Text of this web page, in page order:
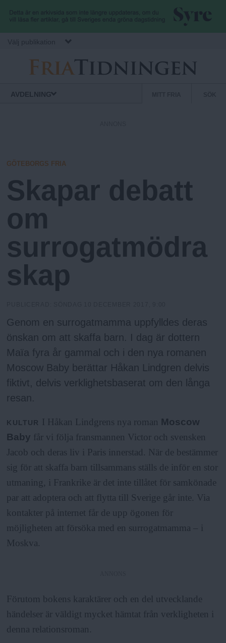
Hoppa till huvudinnehåll
Välj publikation
F
i
a
N
u
AVDELNING
r
m
y
GÖTEBORGS FRIA
Skapar debatt
om
surrogatmödra
skap
Genom en surrogatmamma uppfylldes deras
önskan om att skaffa barn. I dag är dottern
Maïa fyra år gammal och i den nya romanen
Moscow Baby berättar Håkan Lindgren delvis
fiktivt, delvis verklighetsbaserat om den långa
resan.
KULTUR I Håkan Lindgrens nya roman Moscow
Baby får vi följa fransmannen Victor och svensken
Jacob och deras liv i Paris innerstad. När de bestämmer
sig för att skaffa barn tillsammans ställs de inför en stor
utmaning, i Frankrike är det inte tillåtet för samkönade
par att adoptera och att flytta till Sverige går inte. Via
kontakter på internet får de upp ögonen för
möjligheten att försöka med en surrogatmamma – i
Moskva.
Förutom bokens karaktärer och en del utvecklande
händelser är väldigt mycket hämtat från verkligheten i
denna relationsroman.